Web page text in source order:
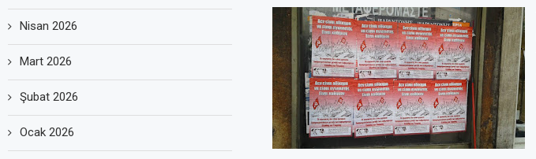
Nisan 2026
Mart 2026
Şubat 2026
Ocak 2026